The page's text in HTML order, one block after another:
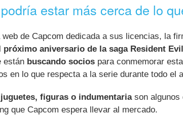
estar más cerca de lo
web de Capcom dedicada a sus licencias, la
próximo aniversario de la saga Resident Evil
están buscando socios para conmemorar
en lo que respecta a la serie durante todo el
figuras o indumentariason algunos
que Capcom espera llevar al mercado.